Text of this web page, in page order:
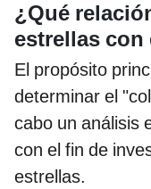
¿Qué
estrellas con
El propósito
determinar el
cabo un análisis
con el fin de
estrellas.